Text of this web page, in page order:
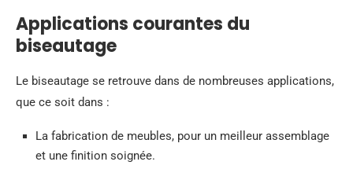
Applications courantes du
biseautage
Le biseautage se retrouve dans de nombreuses applications,
que ce soit dans :
La fabrication de meubles, pour un meilleur assemblage
et une finition soignée.